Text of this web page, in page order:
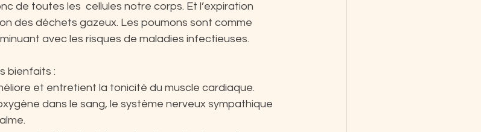
de toutes les  cellules notre corps. Et l’expiration
des déchets gazeux. Les poumons sont comme
avec les risques de maladies infectieuses.
bienfaits :
et entretient la tonicité du muscle cardiaque.
dans le sang, le système nerveux sympathique